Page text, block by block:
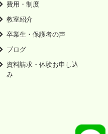
費用・制度
教室紹介
卒業生・保護者の声
ブログ
資料請求・体験お申し込
み